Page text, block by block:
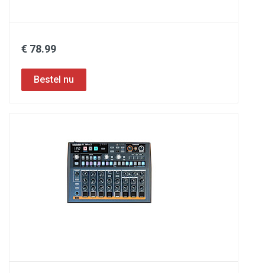
€ 78.99